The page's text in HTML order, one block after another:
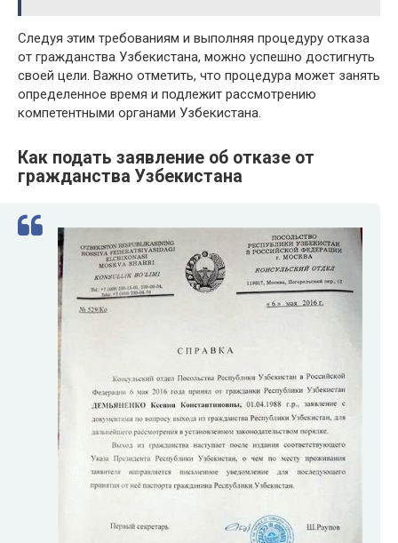
Следуя этим требованиям и выполняя процедуру отказа
от гражданства Узбекистана, можно успешно достигнуть
своей цели. Важно отметить, что процедура может занять
определенное время и подлежит рассмотрению
компетентными органами Узбекистана.
Как подать заявление об отказе от
гражданства Узбекистана